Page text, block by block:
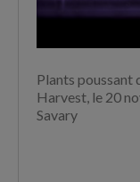
Plants poussant
Harvest, le 20
Savary